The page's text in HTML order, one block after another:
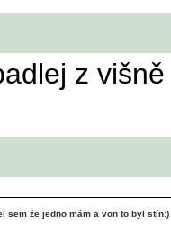
z
sem že jedno mám a von to byl stín:)